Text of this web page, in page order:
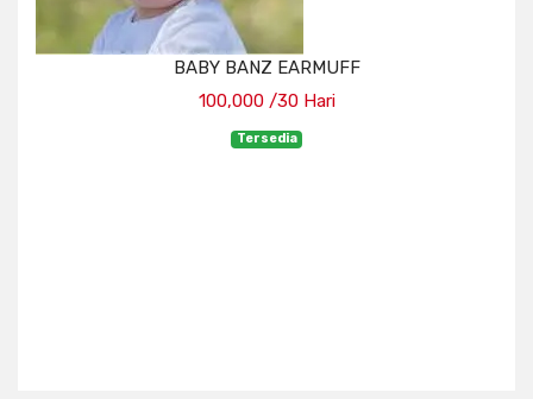
BABY BANZ EARMUFF
100,000 /30 Hari
Tersedia